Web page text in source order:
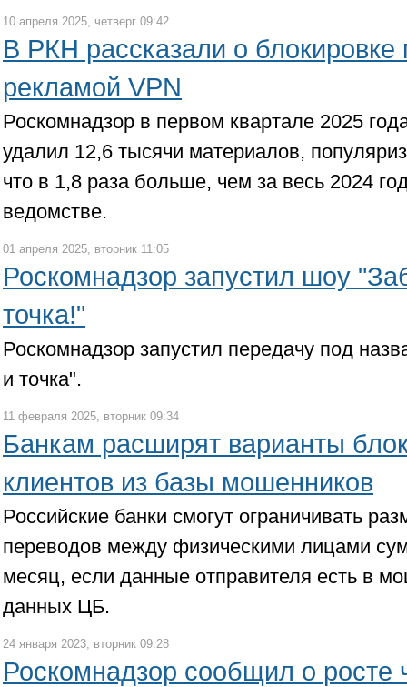
10 апреля 2025, четверг 09:42
В РКН рассказали о блокировке
рекламой VPN
Роскомнадзор в первом квартале 2025
удалил 12,6 тысячи материалов,
что в 1,8 раза больше, чем за весь 2024
ведомстве.
01 апреля 2025, вторник 11:05
Роскомнадзор запустил шоу
точка!"
Роскомнадзор запустил передачу под
и точка".
11 февраля 2025, вторник 09:34
Банкам расширят варианты
клиентов из базы мошенников
Российские банки смогут ограничивать
переводов между физическими лицами
месяц, если данные отправителя есть в
данных ЦБ.
24 января 2023, вторник 09:28
Роскомнадзор сообщил о росте